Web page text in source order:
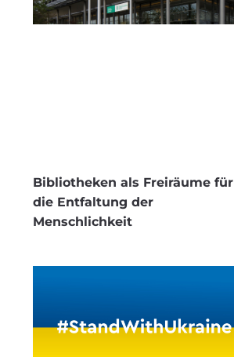
Bibliotheken als Freiräume für
die Entfaltung der
Menschlichkeit